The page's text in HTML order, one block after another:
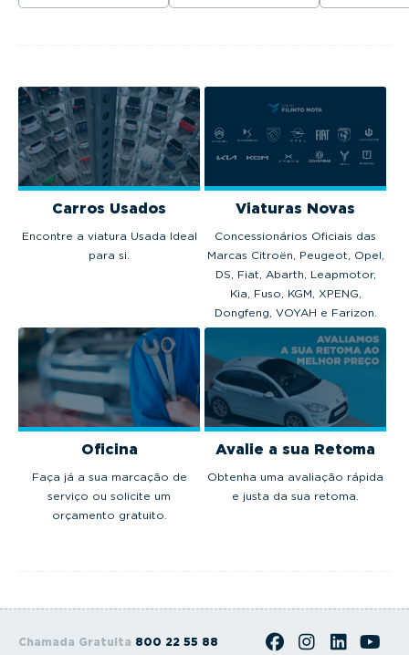
venderam em
excecional,
Fórmula E.
Carros Usados
Encontre a viatura Usada Ideal
para si.
Viaturas Novas
Concessionários Oficiais das
Marcas Citroën, Peugeot, Opel,
DS, Fiat, Abarth, Leapmotor,
Kia, Fuso, KGM, XPENG,
Dongfeng, VOYAH e Farizon.
Oficina
Faça já a sua marcação de
serviço ou solicite um
orçamento gratuito.
Avalie a sua Retoma
Obtenha uma avaliação rápida
e justa da sua retoma.
Chamada Gratuita 800 22 55 88